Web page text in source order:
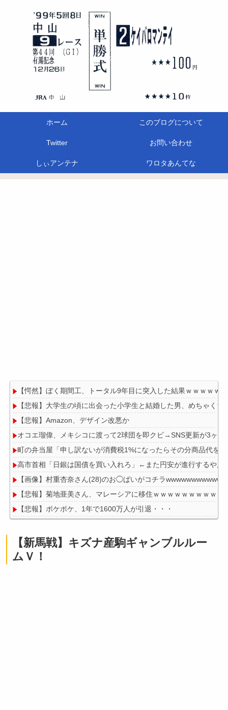
ホーム このブログについて
Twitter お問い合わせ
しぃアンテナ ワロタあんてな
【愕然】ぼく期間工、トータル9年目に突入した結果ｗｗｗｗｗ
【悲報】大学生の頃に出会った小学生と結婚した男、めちゃく
【悲報】Amazon、デザイン改悪か
オコエ瑠偉、メキシコに渡って2球団を即クビ→SNS更新が3ヶ月
町の弁当屋「申し訳ないが消費税1%になったらその分商品代を
高市首相「日銀は国債を買い入れろ」←また円安が進行するやん
【画像】村重杏奈さん(28)のお◯ぱいがコチラwwwwwwwwwwww
【悲報】菊地亜美さん、マレーシアに移住ｗｗｗｗｗｗｗｗｗ
【悲報】ポケポケ、1年で1600万人が引退・・・
【新馬戦】キズナ産駒ギャンブルルー
ムＶ！